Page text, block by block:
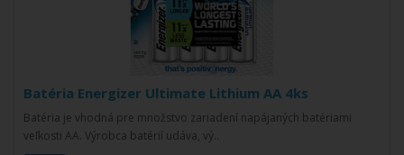
Batéria Energizer Ultimate Lithium AA 4ks
Batéria je vhodná pre množstvo zariadení napájaných batériami
veľkosti AA. Výrobca batérií udáva, vý..